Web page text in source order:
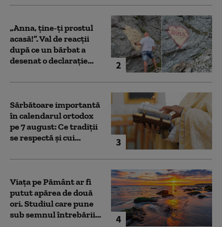
2
„Anna, ţine-ţi prostul
acasă!”. Val de reacții
după ce un bărbat a
desenat o declarație...
3
Sărbătoare importantă
în calendarul ortodox
pe 7 august: Ce tradiții
se respectă și cui...
4
Viața pe Pământ ar fi
putut apărea de două
ori. Studiul care pune
sub semnul întrebării...